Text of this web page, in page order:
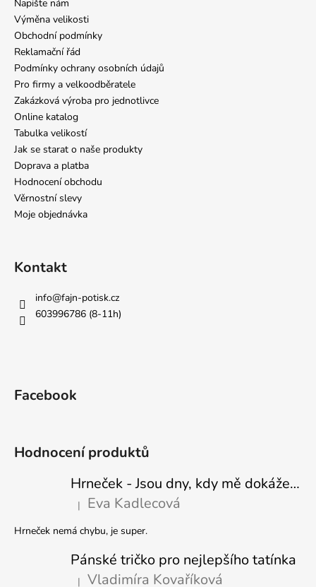
Napište nám
Výměna velikosti
Obchodní podmínky
Reklamační řád
Podmínky ochrany osobních údajů
Pro firmy a velkoodběratele
Zakázková výroba pro jednotlivce
Online katalog
Tabulka velikostí
Jak se starat o naše produkty
Doprava a platba
Hodnocení obchodu
Věrnostní slevy
Moje objednávka
Kontakt
info@fajn-potisk.cz
603996786 (8-11h)
Facebook
Hodnocení produktů
Hrneček - Jsou dny, kdy mě dokáže nasrat i vzduch - Sova
Hodnocení produktu je 5 z 5 hvězdiček.
| Eva Kadlecová
Hrneček nemá chybu, je super.
Pánské tričko pro nejlepšího tatínka
| Vladimíra Kovaříková